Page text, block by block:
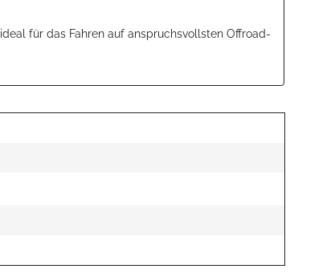
, ideal für das Fahren auf anspruchsvollsten Offroad-